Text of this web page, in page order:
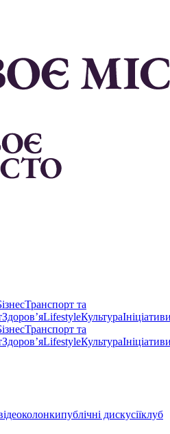
Транспорт та
ЗдоровʼяLifestyleКультура
Транспорт та
ЗдоровʼяLifestyleКультура
колонкипублічні дискусіїклуб